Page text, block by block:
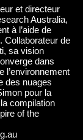
et directeur
Australia,
à l’aide de
Collaborateur de
sa vision
dans
l’environnement
des nuages
pour la
compilation
of the